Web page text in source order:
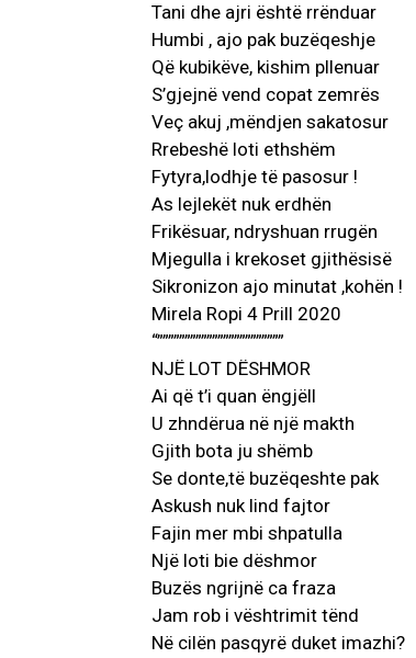
Tani dhe ajri është rrënduar
Humbi , ajo pak buzëqeshje
Që kubikëve, kishim pllenuar
S’gjejnë vend copat zemrës
Veç akuj ,mëndjen sakatosur
Rrebeshë loti ethshëm
Fytyra,lodhje të pasosur !
As lejlekët nuk erdhën
Frikësuar, ndryshuan rrugën
Mjegulla i krekoset gjithësisë
Sikronizon ajo minutat ,kohën !
Mirela Ropi 4 Prill 2020
“”””””””””””””””””””””””
NJË LOT DËSHMOR
Ai që t’i quan ëngjëll
U zhndërua në një makth
Gjith bota ju shëmb
Se donte,të buzëqeshte pak
Askush nuk lind fajtor
Fajin mer mbi shpatulla
Një loti bie dëshmor
Buzës ngrijnë ca fraza
Jam rob i vështrimit tënd
Në cilën pasqyrë duket imazhi?